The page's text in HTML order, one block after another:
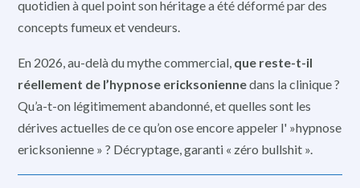
quotidien à quel point son héritage a été déformé par des
concepts fumeux et vendeurs.
En 2026, au-delà du mythe commercial, que reste-t-il
réellement de l’hypnose ericksoniennedans la clinique ?
Qu’a-t-on légitimement abandonné, et quelles sont les
dérives actuelles de ce qu’on ose encore appeler l' »hypnose
ericksonienne » ? Décryptage, garanti « zéro bullshit ».